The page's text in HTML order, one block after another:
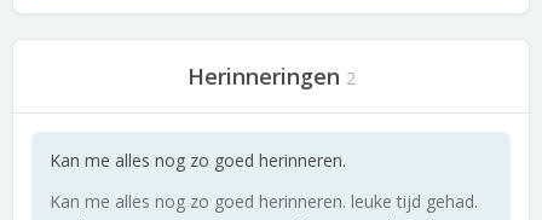
Herinneringen 2
Kan me alles nog zo goed herinneren.
Kan me alles nog zo goed herinneren. leuke tijd gehad.